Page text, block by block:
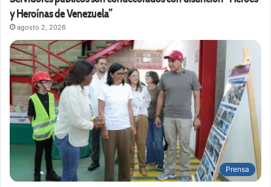
y Heroínas de Venezuela”
agosto 2, 2026
Prensa